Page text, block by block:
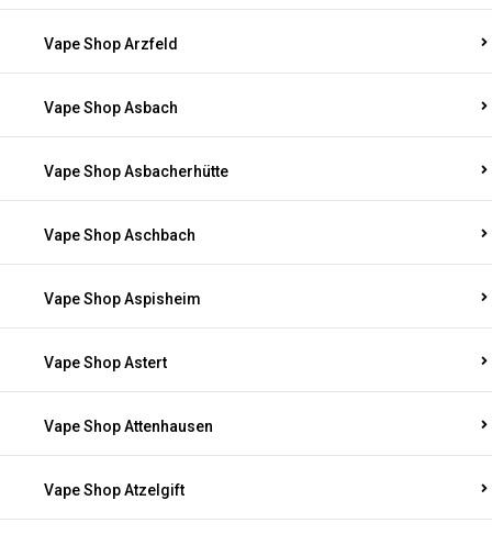
Vape Shop Arzfeld
Vape Shop Asbach
Vape Shop Asbacherhütte
Vape Shop Aschbach
Vape Shop Aspisheim
Vape Shop Astert
Vape Shop Attenhausen
Vape Shop Atzelgift